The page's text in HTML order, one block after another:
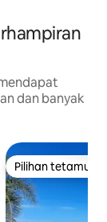
dan banyak
Pilihan tetamu
Pilihan tetamu